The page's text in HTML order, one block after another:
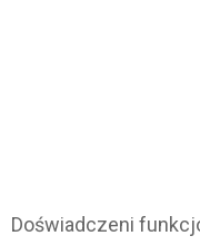
Doświadczeni